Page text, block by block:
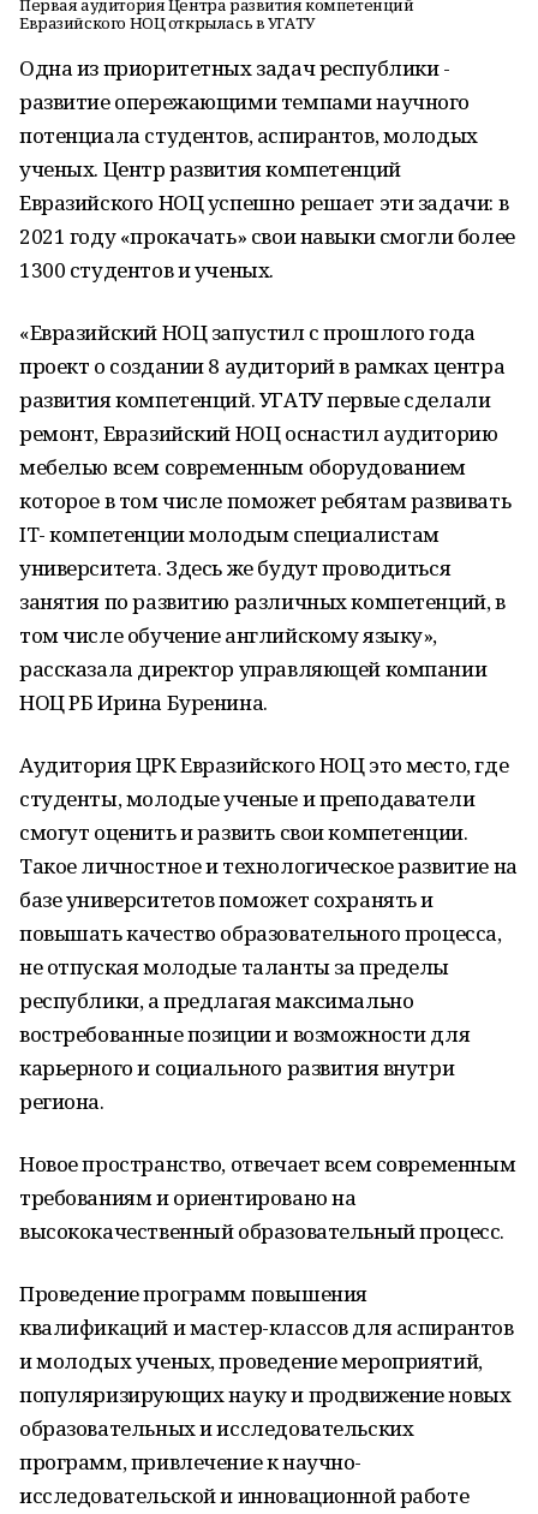
Первая аудитория Центра развития компетенций
Евразийского НОЦ открылась в УГАТУ
Одна из приоритетных задач республики -
развитие опережающими темпами научного
потенциала студентов, аспирантов, молодых
ученых. Центр развития компетенций
Евразийского НОЦ успешно решает эти задачи: в
2021 году «прокачать» свои навыки смогли более
1300 студентов и ученых.
«Евразийский НОЦ запустил с прошлого года
проект о создании 8 аудиторий в рамках центра
развития компетенций. УГАТУ первые сделали
ремонт, Евразийский НОЦ оснастил аудиторию
мебелью всем современным оборудованием
которое в том числе поможет ребятам развивать
IT- компетенции молодым специалистам
университета. Здесь же будут проводиться
занятия по развитию различных компетенций, в
том числе обучение английскому языку»,
рассказала директор управляющей компании
НОЦ РБ Ирина Буренина.
Аудитория ЦРК Евразийского НОЦ это место, где
студенты, молодые ученые и преподаватели
смогут оценить и развить свои компетенции.
Такое личностное и технологическое развитие на
базе университетов поможет сохранять и
повышать качество образовательного процесса,
не отпуская молодые таланты за пределы
республики, а предлагая максимально
востребованные позиции и возможности для
карьерного и социального развития внутри
региона.
Новое пространство, отвечает всем современным
требованиям и ориентировано на
высококачественный образовательный процесс.
Проведение программ повышения
квалификаций и мастер-классов для аспирантов
и молодых ученых, проведение мероприятий,
популяризирующих науку и продвижение новых
образовательных и исследовательских
программ, привлечение к научно-
исследовательской и инновационной работе